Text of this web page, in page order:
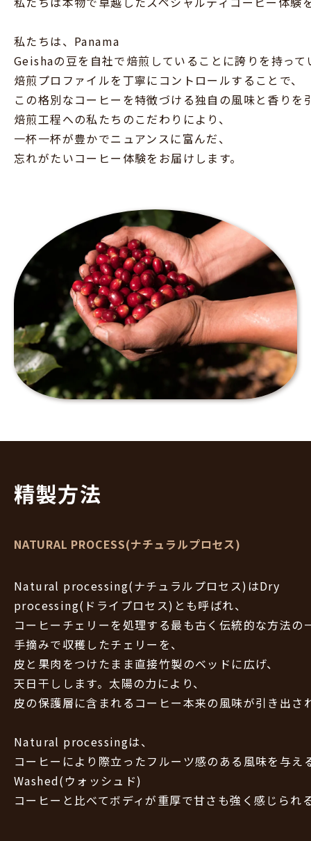
私たちは、Panama
Geishaの豆を自社で焙煎していることに誇りを持って
焙煎プロファイルを丁寧にコントロールすることで、
この格別なコーヒーを特徴づける独自の風味と香りを
焙煎工程への私たちのこだわりにより、
一杯一杯が豊かでニュアンスに富んだ、
忘れがたいコーヒー体験をお届けします。
精製方法
NATURAL PROCESS(ナチュラルプロセス)
Natural processing(ナチュラルプロセス)はDry
processing(ドライプロセス)とも呼ばれ、
コーヒーチェリーを処理する最も古く伝統的な方法の
手摘みで収穫したチェリーを、
皮と果肉をつけたまま直接竹製のベッドに広げ、
天日干しします。太陽の力により、
皮の保護層に含まれるコーヒー本来の風味が引き出さ
Natural processingは、
コーヒーにより際立ったフルーツ感のある風味を与え
Washed(ウォッシュド)
コーヒーと比べてボディが重厚で甘さも強く感じられ